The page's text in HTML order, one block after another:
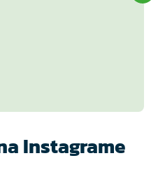
Instagrame